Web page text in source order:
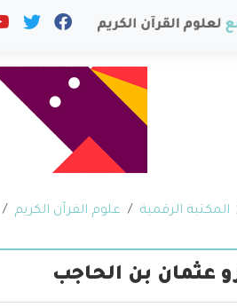
المكتبة الرقمية علوم القرآن الكريم
عثمان بن الحاجب